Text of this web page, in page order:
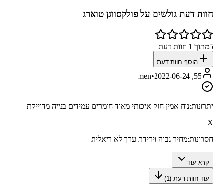
חוות דעת גולשים על פולקסווגן טוארג
5מתוך 1 חוות דעת
הוסף חוות דעת
55, men
•2022-06-24
יתרונות:נוח אמין חזק איכותי מאוד חומרים עמידים בנייה מדוייקת
X
חסרונות:מחיר גבוה וירידת ערך לא ריאלית
קרא עוד
עוד חוות דעת ( 1
)